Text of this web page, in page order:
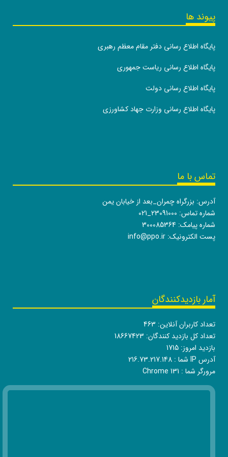
پیوند ها
پایگاه اطلاع رسانی دفتر مقام معظم رهبری
پایگاه اطلاع رسانی ریاست جمهوری
پایگاه اطلاع رسانی دولت
پایگاه اطلاع رسانی وزارت جهاد کشاورزی
تماس با ما
آدرس: بزرگراه چمران_بعد از خیابان یمن
شماره تماس: 021_23091000
شماره پیامک: 300085364
پست الکترونیک: info@ppo.ir
آمار بازدیدکنندگان
تعداد کاربران آنلاین: 463
تعداد کل بازدید کنندگان: 18667423
بازدید امروز: 1715
آدرس IP شما :
216.73.217.148
مرورگر شما : Chrome 131